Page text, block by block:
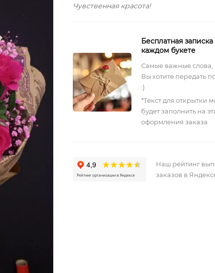
Чувственная красота!
Бесплатная записка
каждом букете
Самые важные слова,
Вы хотите передать
:)
*Текст для открытки
будет заполнить на
оформления заказа
Наш рейтинг
заказов в